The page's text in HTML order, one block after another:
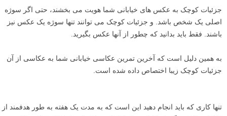
جزئیات کوچک به عکس های خیابانی شما هویت می بخشند، حتی اگر سوژه
اصلی یک شخص باشد. و جزئیات کوچک می توانند تنها سوژه یک عکس نیز
باشند. فقط باید بدانید که چطور از آنها عکس بگیرید.
به همین دلیل است که آخرین تمرین عکاسی خیابانی شما به عکاسی از آن
جزئیات کوچک زیبا اختصاص داده شده است.